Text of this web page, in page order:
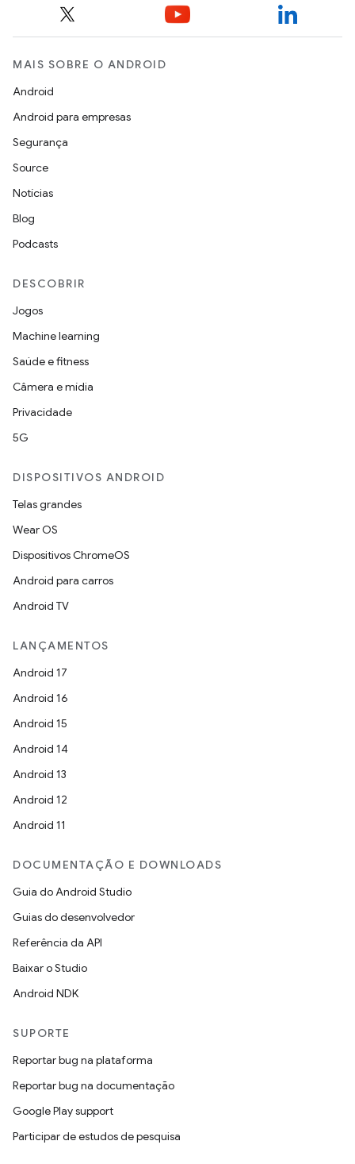
MAIS SOBRE O ANDROID
Android
Android para empresas
Segurança
Source
Notícias
Blog
Podcasts
DESCOBRIR
Jogos
Machine learning
Saúde e fitness
Câmera e mídia
Privacidade
5G
DISPOSITIVOS ANDROID
Telas grandes
Wear OS
Dispositivos ChromeOS
Android para carros
Android TV
LANÇAMENTOS
Android 17
Android 16
Android 15
Android 14
Android 13
Android 12
Android 11
DOCUMENTAÇÃO E DOWNLOADS
Guia do Android Studio
Guias do desenvolvedor
Referência da API
Baixar o Studio
Android NDK
SUPORTE
Reportar bug na plataforma
Reportar bug na documentação
Google Play support
Participar de estudos de pesquisa